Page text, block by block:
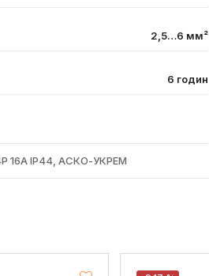
2,5…6 мм²
6 годин
16A IP44, АСКО-УКРЕМ